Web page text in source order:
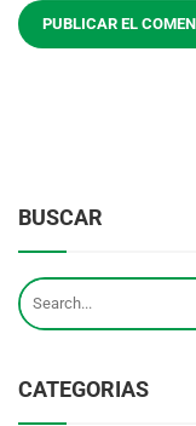
BUSCAR
CATEGORIAS